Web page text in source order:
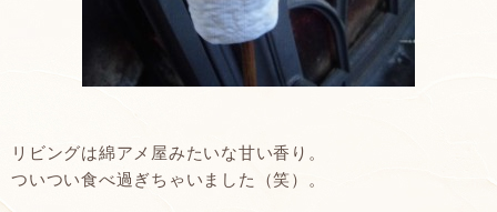
リビングは綿アメ屋みたいな甘い香り。
ついつい食べ過ぎちゃいました（笑）。